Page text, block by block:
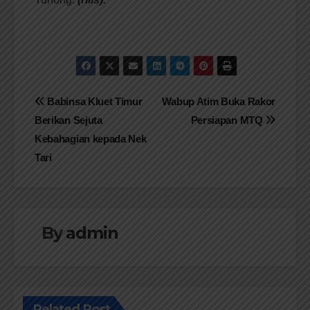
Navigasi
pos
Wabup Atim Buka Rakor
Persiapan MTQ
Babinsa Kluet Timur
Berikan Sejuta
Kebahagian kepada Nek
Tari
Byadmin